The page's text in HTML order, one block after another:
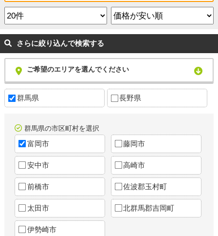
さらに絞り込んで検索する
ご希望のエリアを選んでください
群馬県 長野県
群馬県の市区町村を選択
富岡市 藤岡市
安中市 高崎市
前橋市 佐波郡玉村町
太田市 北群馬郡吉岡町
伊勢崎市